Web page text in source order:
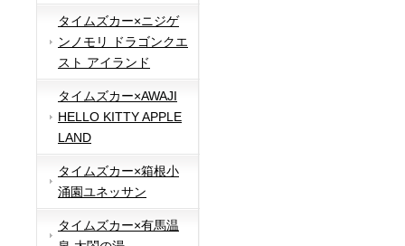
タイムズカー×ニジゲ
ンノモリ ドラゴンクエ
スト アイランド
タイムズカー×AWAJI
HELLO KITTY APPLE
LAND
タイムズカー×箱根小
涌園ユネッサン
タイムズカー×有馬温